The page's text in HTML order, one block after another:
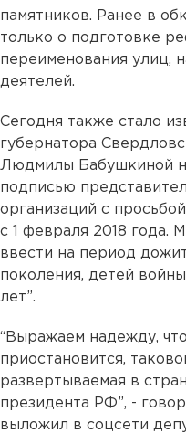
памятников. Ранее в
только о подготовке
переименования улиц,
деятелей.
Сегодня также стало
губернатора
Людмилы Бабушкиной
подписью
организаций с
с 1 февраля 2018 года.
ввести на период
поколения, детей
лет”.
“Выражаем надежду,
приостановится,
развертываемая в
президента РФ”, -
выложил в соцсети